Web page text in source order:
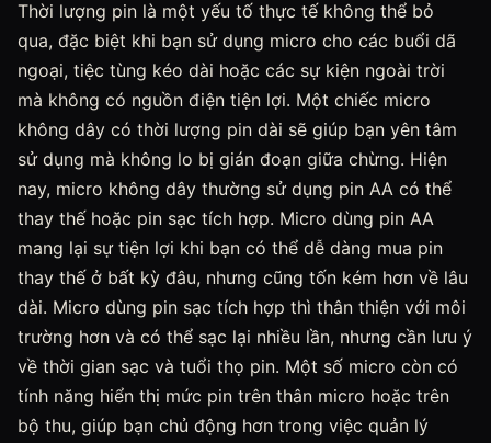
Thời lượng pin là một yếu tố thực tế không thể bỏ
qua, đặc biệt khi bạn sử dụng micro cho các buổi dã
ngoại, tiệc tùng kéo dài hoặc các sự kiện ngoài trời
mà không có nguồn điện tiện lợi. Một chiếc micro
không dây có thời lượng pin dài sẽ giúp bạn yên tâm
sử dụng mà không lo bị gián đoạn giữa chừng. Hiện
nay, micro không dây thường sử dụng pin AA có thể
thay thế hoặc pin sạc tích hợp. Micro dùng pin AA
mang lại sự tiện lợi khi bạn có thể dễ dàng mua pin
thay thế ở bất kỳ đâu, nhưng cũng tốn kém hơn về lâu
dài. Micro dùng pin sạc tích hợp thì thân thiện với môi
trường hơn và có thể sạc lại nhiều lần, nhưng cần lưu ý
về thời gian sạc và tuổi thọ pin. Một số micro còn có
tính năng hiển thị mức pin trên thân micro hoặc trên
bộ thu, giúp bạn chủ động hơn trong việc quản lý